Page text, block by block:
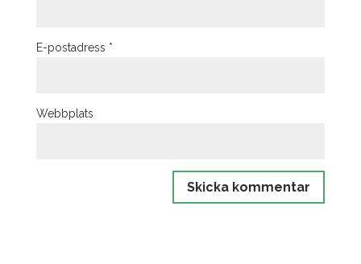
E-postadress *
Webbplats